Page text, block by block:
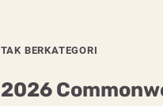
TAK BERKATEGORI
2026